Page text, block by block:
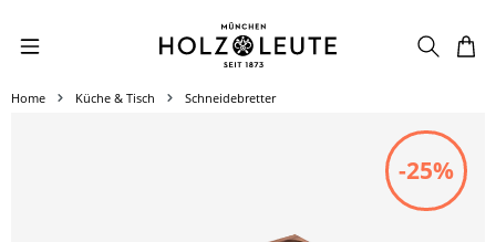
Zum Hauptinhalt springen
Home Küche & Tisch Schneidebretter
-25%